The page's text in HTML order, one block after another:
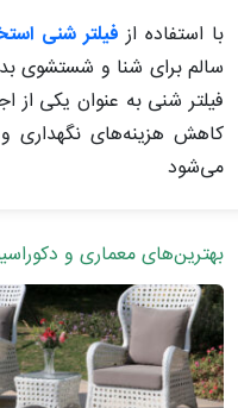
با استفاده از فیلتر شنی
سالم برای شنا و شستشوی
فیلتر شنی به عنوان یکی
کاهش هزینه‌های نگهداری
می‌شود
بهترین‌های معماری و